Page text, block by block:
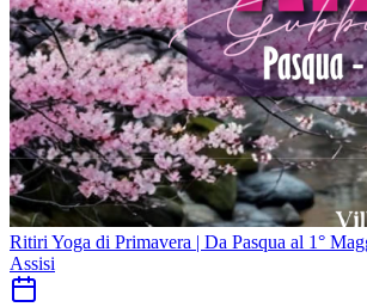
Ritiri Yoga di Primavera | Da Pasqua al 1°
Assisi